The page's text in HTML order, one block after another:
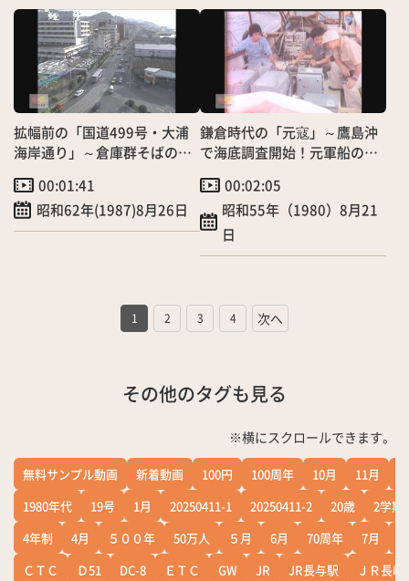
拡幅前の「国道499号・大浦
海岸通り」～倉庫群そばの抜
00:01:41
昭和62年(1987)8月26日
鎌倉時代の「元寇」～鷹島沖
で海底調査開始！元軍船の遺
00:02:05
昭和55年（1980）8月21
日
1 2 3 4
その他のタグも見る
※横にスクロールできます。
無料サンプル動画 新着動画 100円 100周年 10月 11月
1980年代
19号 1月 20250411-1 20250411-2 20歳
2学期
4年制
4月 ５００年 50万人 ５月 6月 70周年 7月
ＣＴＣ
Ｄ51 DC-8 ＥＴＣ GW JR JR長与駅 ＪＲ長崎